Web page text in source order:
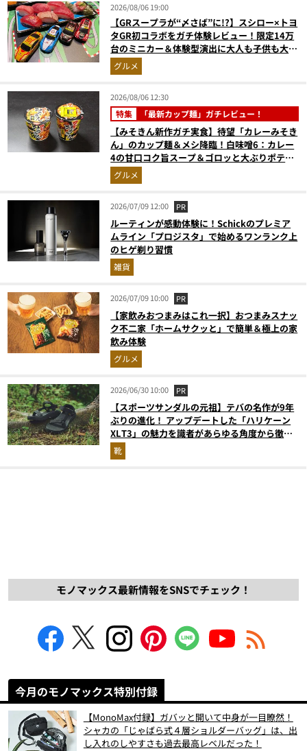
2026/08/06 19:00
【GRスープラが“〆さば”に!?】スシロー×トヨ
タGR初コラボをガチ体験レビュー！限定14万
台のミニカー＆体験型演出に大人も子供も大興
奮間違いなし
グルメ
2026/08/06 12:30
特集 「最新カップ麺」ガチレビュー！
【みそきん新作ガチ実食】待望「カレーみそき
ん」のカップ麺＆メシ降臨！白味噌6：カレー
4の甘口コク旨スープ＆ゴロッと大ぶりポテト
に歓喜
グルメ
2026/07/09 12:00 PR
ルーティンが感動体験に！Schickのプレミア
ムライン「プロジスタ」で始めるワンランク上
のヒゲ剃り習慣
雑貨
2026/07/09 10:00 PR
【家飲みおつまみはこれ一択】おつまみスナッ
ク不二家「ホームサクッと」で簡単＆極上の家
飲み体験
グルメ
2026/06/30 10:00 PR
【スポーツサンダルの元祖】テバの名作が9年
ぶりの進化！ アップデートした「ハリケーン
XLT3」の魅力を識者があらゆる角度から徹底
解説！
靴
モノマックス最新情報をSNSでチェック！
今月のモノマックス特別付録
【MonoMax付録】ガバッと開いて中身が一目瞭然！
シャカの「じゃばら式４層ショルダーバッグ」は、出
し入れのしやすさも過去最高レベルだった！